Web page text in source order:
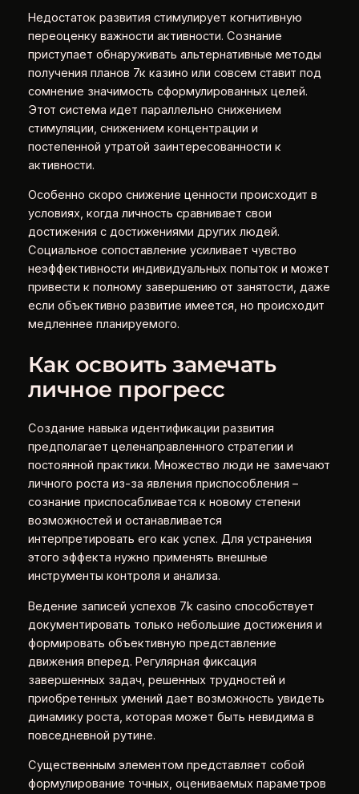
Недостаток развития стимулирует когнитивную
переоценку важности активности. Сознание
приступает обнаруживать альтернативные методы
получения планов 7к казино или совсем ставит под
сомнение значимость сформулированных целей.
Этот система идет параллельно снижением
стимуляции, снижением концентрации и
постепенной утратой заинтересованности к
активности.
Особенно скоро снижение ценности происходит в
условиях, когда личность сравнивает свои
достижения с достижениями других людей.
Социальное сопоставление усиливает чувство
неэффективности индивидуальных попыток и может
привести к полному завершению от занятости, даже
если объективно развитие имеется, но происходит
медленнее планируемого.
Как освоить замечать
личное прогресс
Создание навыка идентификации развития
предполагает целенаправленного стратегии и
постоянной практики. Множество люди не замечают
личного роста из-за явления приспособления –
сознание приспосабливается к новому степени
возможностей и останавливается
интерпретировать его как успех. Для устранения
этого эффекта нужно применять внешные
инструменты контроля и анализа.
Ведение записей успехов 7k casino способствует
документировать только небольшие достижения и
формировать объективную представление
движения вперед. Регулярная фиксация
завершенных задач, решенных трудностей и
приобретенных умений дает возможность увидеть
динамику роста, которая может быть невидима в
повседневной рутине.
Существенным элементом представляет собой
формулирование точных, оцениваемых параметров